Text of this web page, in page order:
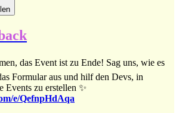
das Event ist zu Ende! Sag uns, wie es
Formular aus und hilf den Devs, in
Events zu erstellen ✨
e/QefnpHdAqa